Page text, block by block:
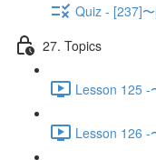
Quiz - [237]
27. Topics
Lesson 125 -
Lesson 126 -